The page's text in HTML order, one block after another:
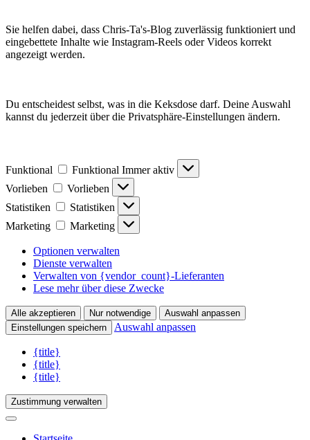
Sie helfen dabei, dass Chris-Ta's-Blog zuverlässig funktioniert und
eingebettete Inhalte wie Instagram-Reels oder Videos korrekt
angezeigt werden.
Du entscheidest selbst, was in die Keksdose darf. Deine Auswahl
kannst du jederzeit über die Privatsphäre-Einstellungen ändern.
Funktional Funktional Immer aktiv
Vorlieben
Vorlieben
Statistiken
Statistiken
Marketing
Marketing
Optionen verwalten
Dienste verwalten
Verwalten von {vendor_count}-Lieferanten
Lese mehr über diese Zwecke
Alle akzeptieren Nur notwendige
Auswahl anpassen
Einstellungen speichern
Auswahl anpassen
{title}
{title}
{title}
Zustimmung verwalten